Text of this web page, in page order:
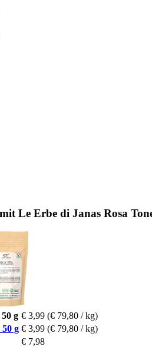
Le Erbe di Janas Rosa
g € 3,99 (€ 79,80 / kg)
g € 3,99 (€ 79,80 / kg)
€ 7,98